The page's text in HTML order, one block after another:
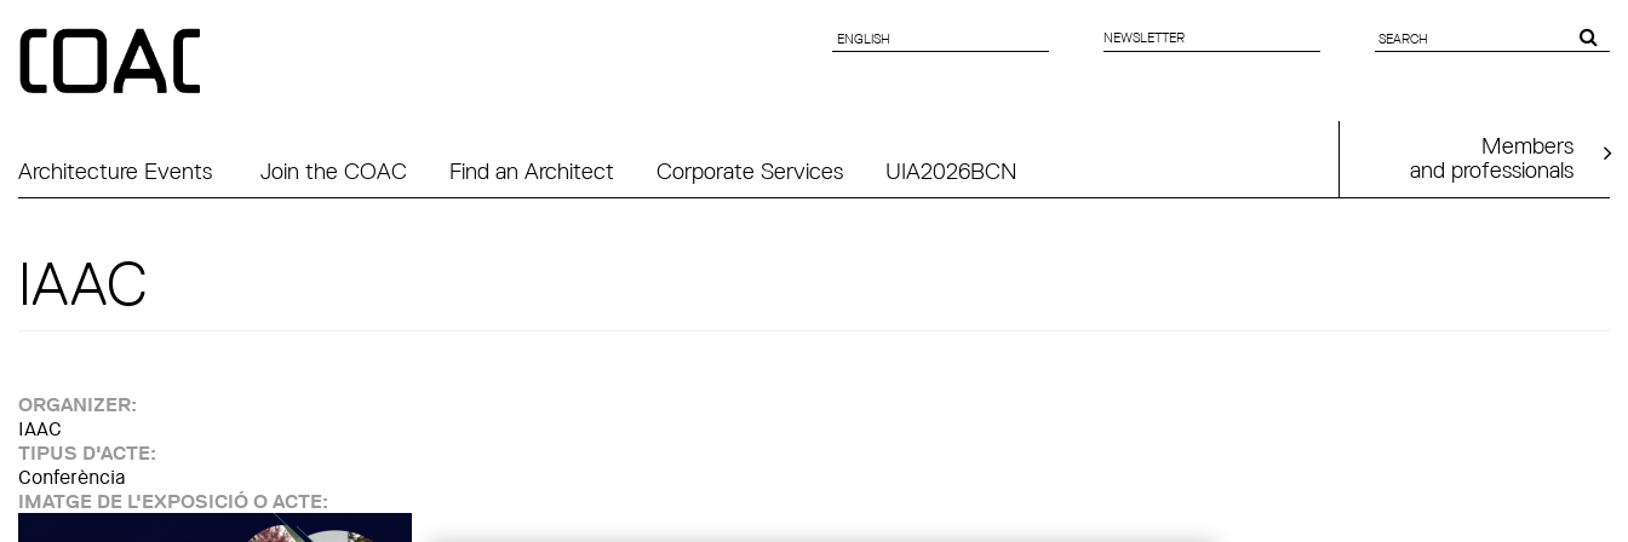
ENGLISH
ENGLISH NEWSLETTER
FORM
Architecture Events Join the COAC Find an Architect Corporate Services UIA2026BCN
Members
and professionals
IAAC
ORGANIZER:
IAAC
TIPUS D'ACTE:
Conferència
IMATGE DE L'EXPOSICIÓ O ACTE: